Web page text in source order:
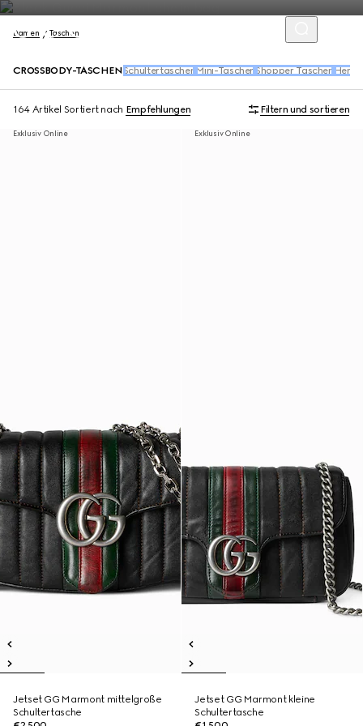
Damen Taschen
CROSSBODY-TASCHEN Schultertaschen Mini-Taschen Shopper Taschen
164 Artikel Sortiert nach Empfehlungen Filtern und sortieren
Exklusiv Online
Jetset GG Marmont mittelgroße
Schultertasche
Exklusiv Online
Jetset GG Marmont kleine
Schultertasche